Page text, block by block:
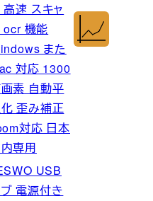
高速 スキャ
ocr 機能
また
対応 1300
素 自動平
歪み補正
対応 日本
専用
USB
電源付き